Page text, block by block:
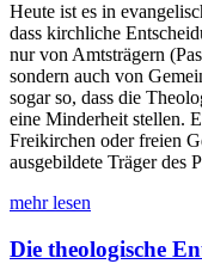
Heute ist es in
dass kirchliche
nur von Amtsträgern
sondern auch von
sogar so, dass die
eine Minderheit stellen.
Freikirchen oder freien
ausgebildete Träger des
mehr lesen
Die theologische